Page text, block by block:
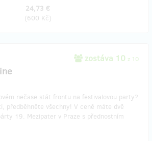
24,73 €
(600 Kč)
zostáva 10 z 10
nečase stát frontu na festivalovou party?
předběhněte všechny! V ceně máte dvě
19. Mezipater v Praze s přednostním